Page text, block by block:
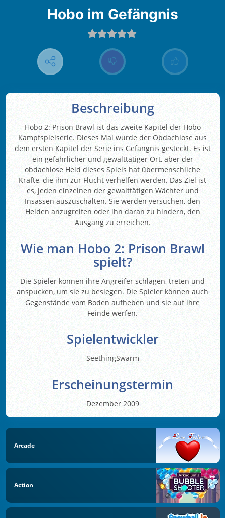
Hobo im Gefängnis
Beschreibung
Hobo 2: Prison Brawl ist das zweite Kapitel der Hobo
Kampfspielserie. Dieses Mal wurde der Obdachlose aus
dem ersten Kapitel der Serie ins Gefängnis gesteckt. Es ist
ein gefährlicher und gewalttätiger Ort, aber der
obdachlose Held dieses Spiels hat übermenschliche
Kräfte, die ihm zur Flucht verhelfen werden. Das Ziel ist
es, jeden einzelnen der gewalttätigen Wächter und
Insassen auszuschalten. Sie werden versuchen, den
Helden anzugreifen oder ihn daran zu hindern, den
Ausgang zu erreichen.
Wie man Hobo 2: Prison Brawl
spielt?
Die Spieler können ihre Angreifer schlagen, treten und
anspucken, um sie zu besiegen. Die Spieler können auch
Gegenstände vom Boden aufheben und sie auf ihre
Feinde werfen.
Spielentwickler
SeethingSwarm
Erscheinungstermin
Dezember 2009
Arcade
Action